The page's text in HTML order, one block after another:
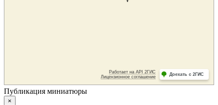
Публикация миниатюры
×